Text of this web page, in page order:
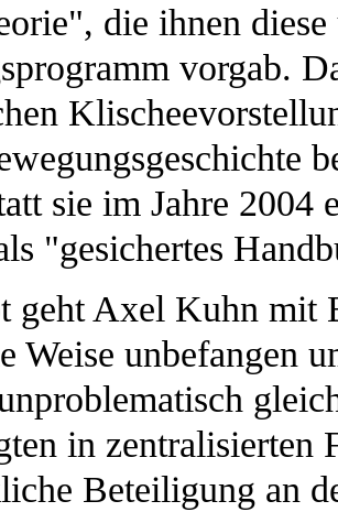
die ihnen
vorgab.
sie im Jahre 2004
"gesichertes
geht Axel Kuhn mit
Weise unbefangen
in zentralisierten
Beteiligung an